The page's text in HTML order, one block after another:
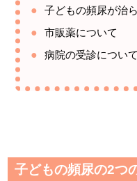
子どもの頻尿が治
市販薬について
病院の受診について
子どもの頻尿の2つ